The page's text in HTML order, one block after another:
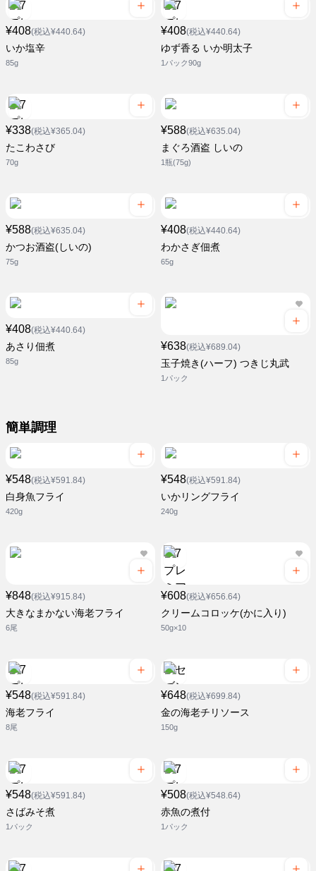
¥408(税込¥440.64)
いか塩辛
85g
¥408(税込¥440.64)
ゆず香る いか明太子
1パック90g
¥338(税込¥365.04)
たこわさび
70g
¥588(税込¥635.04)
まぐろ酒盗 しいの
1瓶(75g)
¥588(税込¥635.04)
かつお酒盗(しいの)
75g
¥408(税込¥440.64)
わかさぎ佃煮
65g
¥408(税込¥440.64)
あさり佃煮
85g
¥638(税込¥689.04)
玉子焼き(ハーフ) つきじ丸武
1パック
簡単調理
¥548(税込¥591.84)
白身魚フライ
420g
¥548(税込¥591.84)
いかリングフライ
240g
¥848(税込¥915.84)
大きなまかない海老フライ
6尾
¥608(税込¥656.64)
クリームコロッケ(かに入り)
50g×10
¥548(税込¥591.84)
海老フライ
8尾
¥648(税込¥699.84)
金の海老チリソース
150g
¥548(税込¥591.84)
さばみそ煮
1パック
¥508(税込¥548.64)
赤魚の煮付
1パック